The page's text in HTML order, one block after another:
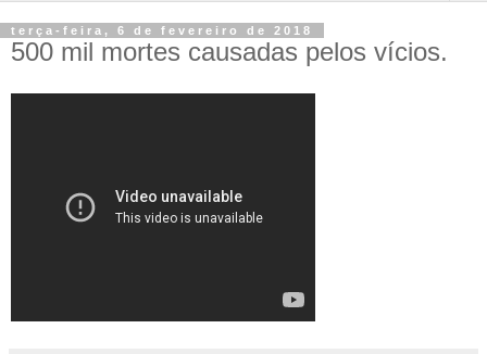
terça-feira, 6 de fevereiro de 2018
500 mil mortes causadas pelos vícios.